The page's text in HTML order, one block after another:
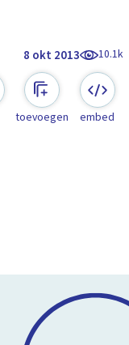
8 okt 2013 10.1k
toevoegen embed